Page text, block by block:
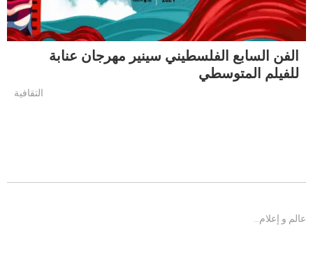
الفن السابع الفلسطيني سينير مهرجان عنابة
للفيلم المتوسطي
التقافية
عالم و إعلام…